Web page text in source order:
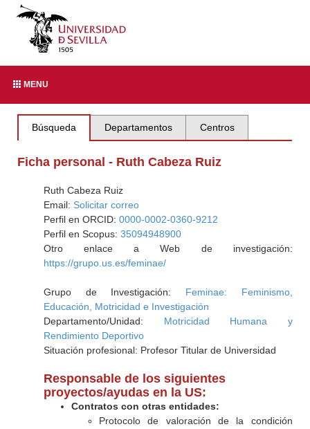
MENU
Búsqueda Departamentos Centros
Ficha personal - Ruth Cabeza Ruiz
Ruth Cabeza Ruiz
Email: Solicitar correo
Perfil en ORCID: 0000-0002-0360-9212
Perfil en Scopus: 35094948900
Otro enlace a Web de investigación:
https://grupo.us.es/feminae/
Grupo de Investigación: Feminae: Feminismo,
Educación, Motricidad e Investigación
Departamento/Unidad: Motricidad Humana y
Rendimiento Deportivo
Situación profesional: Profesor Titular de Universidad
Responsable de los siguientes
proyectos/ayudas en la US:
Contratos con otras entidades:
Protocolo de valoración de la condición